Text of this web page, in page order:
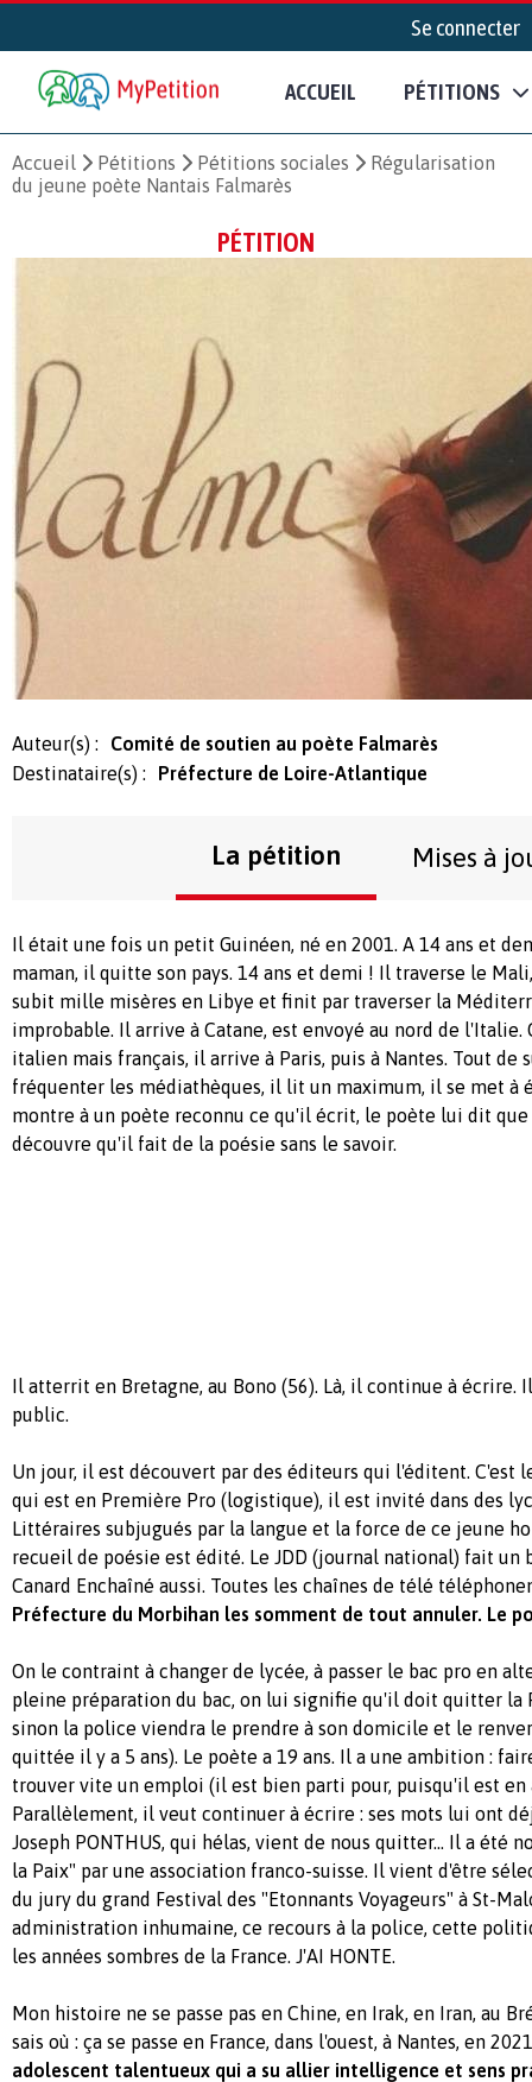
Se connecter
ACCUEIL PÉTITIONS
Accueil Pétitions Pétitions sociales
Régularisation
du jeune poète Nantais Falmarès
PÉTITION
Auteur(s) :
Comité de soutien au poète Falmarès
Destinataire(s) :
Préfecture de Loire-Atlantique
La pétition Mises à
Il était une fois un petit Guinéen, né en 2001. A 14 ans et
maman, il quitte son pays. 14 ans et demi ! Il traverse le
subit mille misères en Libye et finit par traverser la
improbable. Il arrive à Catane, est envoyé au nord de l'Italie.
italien mais français, il arrive à Paris, puis à Nantes. Tout de
fréquenter les médiathèques, il lit un maximum, il se met à
montre à un poète reconnu ce qu'il écrit, le poète lui dit que
découvre qu'il fait de la poésie sans le savoir.
Il atterrit en Bretagne, au Bono (56). Là, il continue à écrire.
public.
Un jour, il est découvert par des éditeurs qui l'éditent. C'est
qui est en Première Pro (logistique), il est invité dans des
Littéraires subjugués par la langue et la force de ce jeune
recueil de poésie est édité. Le JDD (journal national) fait un
Canard Enchaîné aussi. Toutes les chaînes de télé
Préfecture du Morbihan les somment de tout annuler. Le
On le contraint à changer de lycée, à passer le bac pro en
pleine préparation du bac, on lui signifie qu'il doit quitter la
sinon la police viendra le prendre à son domicile et le
quittée il y a 5 ans). Le poète a 19 ans. Il a une ambition :
trouver vite un emploi (il est bien parti pour, puisqu'il est en
Parallèlement, il veut continuer à écrire : ses mots lui ont
Joseph PONTHUS, qui hélas, vient de nous quitter... Il a été
la Paix" par une association franco-suisse. Il vient d'être
du jury du grand Festival des "Etonnants Voyageurs" à St-
administration inhumaine, ce recours à la police, cette
les années sombres de la France. J'AI HONTE.
Mon histoire ne se passe pas en Chine, en Irak, en Iran, au
sais où : ça se passe en France, dans l'ouest, à Nantes, en
adolescent talentueux qui a su allier intelligence et sens